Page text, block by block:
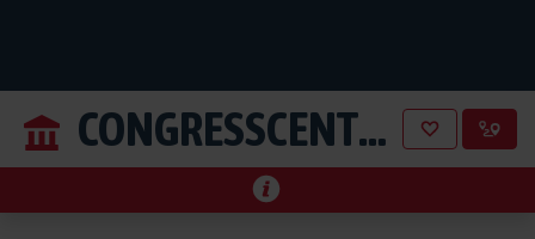
CONGRESSCENTRUM aus